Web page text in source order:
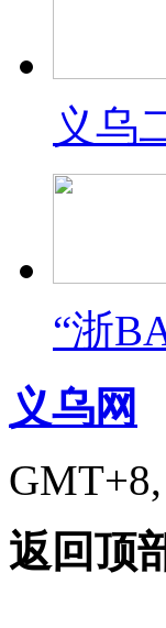
义乌
“浙
义乌网
返回顶